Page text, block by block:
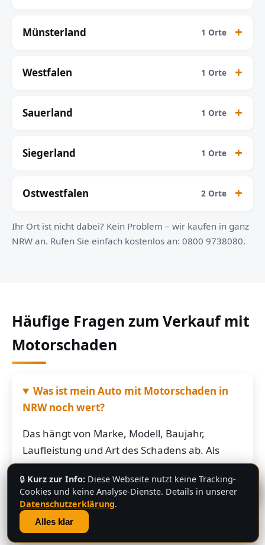
Münsterland 1 Orte
Westfalen 1 Orte
Sauerland 1 Orte
Siegerland 1 Orte
Ostwestfalen 2 Orte
Ihr Ort ist nicht dabei? Kein Problem – wir kaufen in ganz
NRW an. Rufen Sie einfach kostenlos an: 0800 9738080.
Häufige Fragen zum Verkauf mit
Motorschaden
Was ist mein Auto mit Motorschaden in
NRW noch wert?
Das hängt von Marke, Modell, Baujahr,
Laufleistung und Art des Schadens ab. Als
grobe Richtung: Fahrzeuge mit Motorschaden
bringen je nach Restwert der Karosserie und
der Teile oft noch mehrere hundert bis
mehrere tausend Euro. Schicken Sie uns die
Fahrzeugdaten – Sie bekommen von uns eine
💬
🔒 Kurz zur Info: Diese Webseite nutzt keine Tracking-
Cookies und keine Analyse-Dienste. Details in unserer
Datenschutzerklärung.
Alles klar